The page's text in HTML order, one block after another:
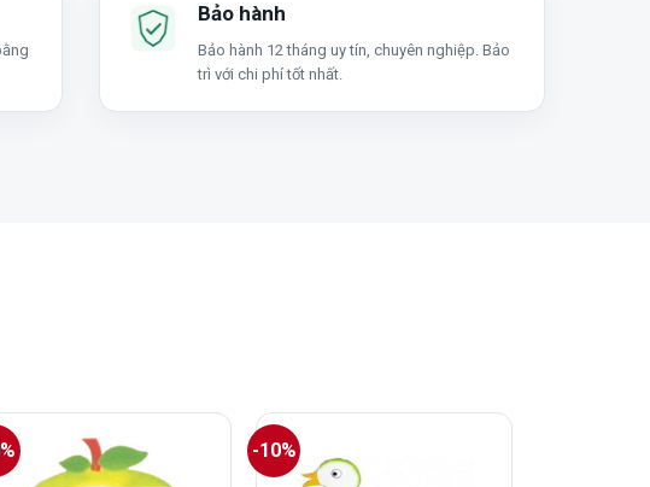
Bảo hành
Bảo hành 12 tháng uy tín, chuyên nghiệp. Bảo
trì với chi phí tốt nhất.
-10%